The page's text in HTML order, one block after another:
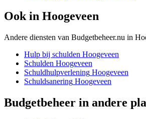
Ook in Hoogeveen
Andere diensten van Budgetbeheer.nu in
Hulp bij schulden Hoogeveen
Schulden Hoogeveen
Schuldhulpverlening Hoogeveen
Schuldsanering Hoogeveen
Budgetbeheer in andere